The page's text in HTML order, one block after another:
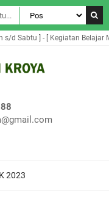
Sabtu ] - [ Kegiatan Belajar
2023